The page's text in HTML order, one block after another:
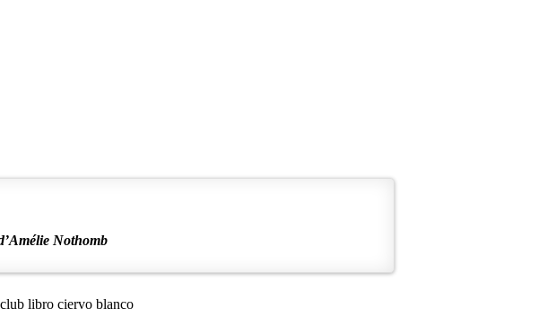
Nothomb